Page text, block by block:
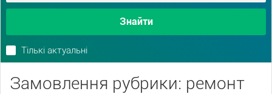
Знайти
Тількі актуальні
Замовлення рубрики: ремонт